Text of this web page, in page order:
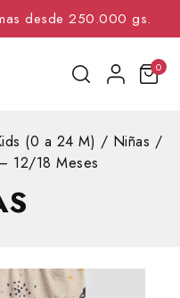
desde 250.000 gs.
0
(0 a 24 M) / Niñas /
12/18 Meses